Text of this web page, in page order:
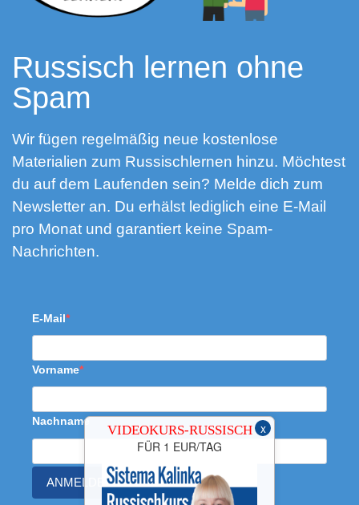
x
VIDEOKURS-RUSSISCH
FÜR 1 EUR/TAG
Russisch lernen ohne
Spam
Wir fügen regelmäßig neue kostenlose
Materialien zum Russischlernen hinzu. Möchtest
du auf dem Laufenden sein? Melde dich zum
Newsletter an. Du erhälst lediglich eine E-Mail
pro Monat und garantiert keine Spam-
Nachrichten.
E-Mail
Vorname
Nachname
ANMELDEN